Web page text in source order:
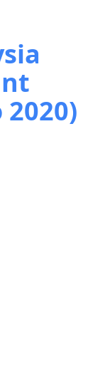
2020)